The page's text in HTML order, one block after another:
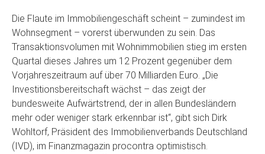
Die Flaute im Immobiliengeschäft scheint – zumindest im
Wohnsegment – vorerst überwunden zu sein. Das
Transaktionsvolumen mit Wohnimmobilien stieg im ersten
Quartal dieses Jahres um 12 Prozent gegenüber dem
Vorjahreszeitraum auf über 70 Milliarden Euro. „Die
Investitionsbereitschaft wächst – das zeigt der
bundesweite Aufwärtstrend, der in allen Bundesländern
mehr oder weniger stark erkennbar ist“, gibt sich Dirk
Wohltorf, Präsident des Immobilienverbands Deutschland
(IVD), im Finanzmagazin procontra optimistisch.